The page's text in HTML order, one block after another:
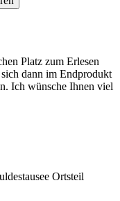
Platz zum Erlesen
dann im Endprodukt
Ich wünsche Ihnen viel
Ortsteil